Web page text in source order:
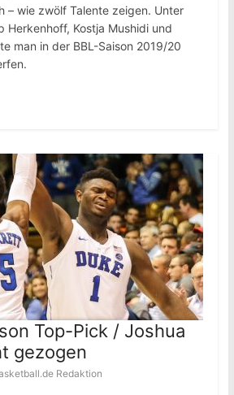
– wie zwölf Talente zeigen. Unter
Herkenhoff, Kostja Mushidi und
man in der BBL-Saison 2019/20
Top-Pick / Joshua
gezogen
Redaktion